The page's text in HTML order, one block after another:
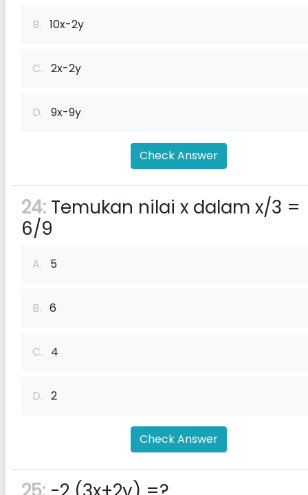
B. 10x-2y
C. 2x-2y
D. 9x-9y
Check Answer
24: Temukan nilai x dalam x/3 =
6/9
A. 5
B. 6
C. 4
D. 2
Check Answer